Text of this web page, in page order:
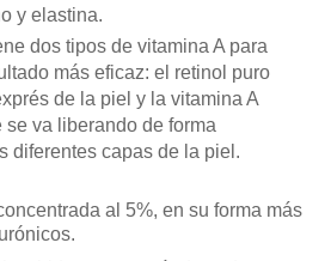
y elastina.
dos tipos de vitamina A para
más eficaz: el retinol puro
de la piel y la vitamina A
va liberando de forma
diferentes capas de la piel.
al 5%, en su forma más